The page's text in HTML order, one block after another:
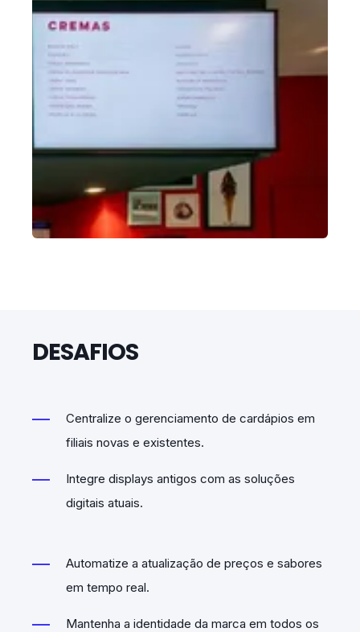
DESAFIOS
Centralize o gerenciamento de cardápios em
filiais novas e existentes.
Integre displays antigos com as soluções
digitais atuais.
Automatize a atualização de preços e sabores
em tempo real.
Mantenha a identidade da marca em todos os